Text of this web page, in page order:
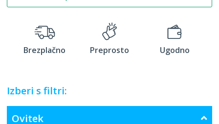
Brezplačno Preprosto Ugodno
Izberi s filtri:
Ovitek